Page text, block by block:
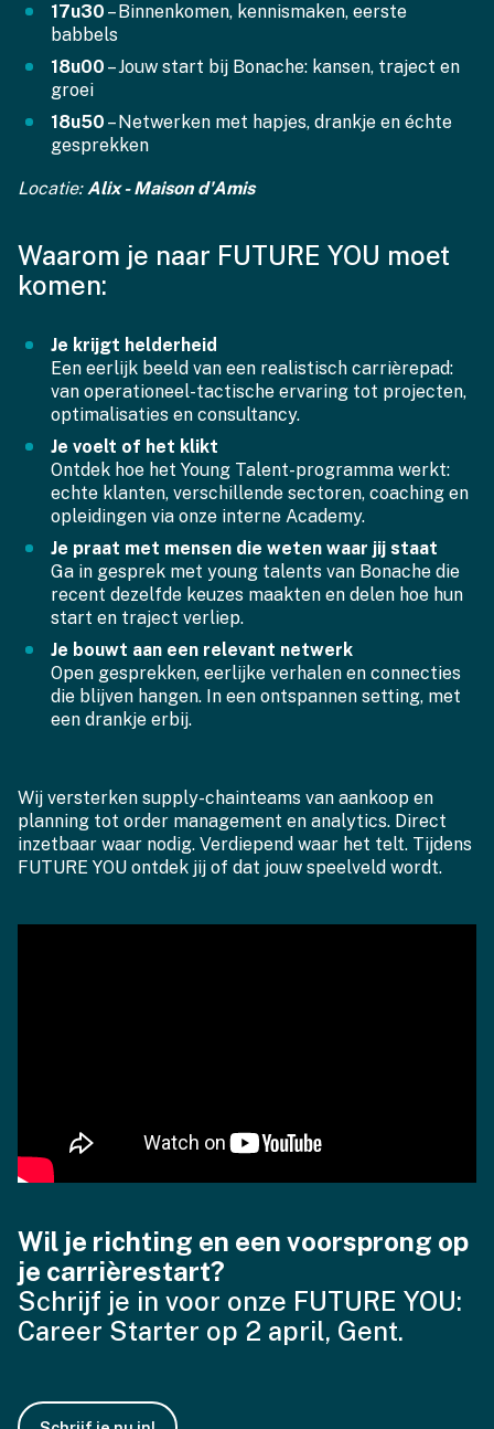
17u30 – Binnenkomen, kennismaken, eerste
babbels
18u00 – Jouw start bij Bonache: kansen, traject en
groei
18u50 – Netwerken met hapjes, drankje en échte
gesprekken
Locatie:Alix - Maison d'Amis
Waarom je naar FUTURE YOU moet
komen:
Je krijgt helderheid
Een eerlijk beeld van een realistisch carrièrepad:
van operationeel-tactische ervaring tot projecten,
optimalisaties en consultancy.
Je voelt of het klikt
Ontdek hoe het Young Talent-programma werkt:
echte klanten, verschillende sectoren, coaching en
opleidingen via onze interne Academy.
Je praat met mensen die weten waar jij staat
Ga in gesprek met young talents van Bonache die
recent dezelfde keuzes maakten en delen hoe hun
start en traject verliep.
Je bouwt aan een relevant netwerk
Open gesprekken, eerlijke verhalen en connecties
die blijven hangen. In een ontspannen setting, met
een drankje erbij.
Wij versterken supply-chainteams van aankoop en
planning tot order management en analytics. Direct
inzetbaar waar nodig. Verdiepend waar het telt. Tijdens
FUTURE YOU ontdek jij of dat jouw speelveld wordt.
Wil je richting en een voorsprong op
je carrièrestart?
Schrijf je in voor onze FUTURE YOU:
Career Starter op 2 april, Gent.